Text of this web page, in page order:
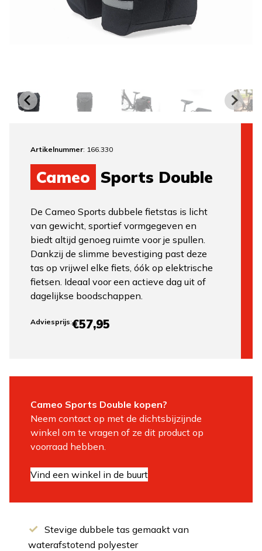
Artikelnummer: 166.330
Cameo Sports Double
De Cameo Sports dubbele fietstas is licht
van gewicht, sportief vormgegeven en
biedt altijd genoeg ruimte voor je spullen.
Dankzij de slimme bevestiging past deze
tas op vrijwel elke fiets, óók op elektrische
fietsen. Ideaal voor een actieve dag uit of
dagelijkse boodschappen.
Adviesprijs:€57,95
Cameo Sports Double kopen?
Neem contact op met de dichtsbijzijnde
winkel om te vragen of ze dit product op
voorraad hebben.
Vind een winkel in de buurt
Stevige dubbele tas gemaakt van
waterafstotend polyester